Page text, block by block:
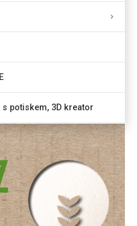
s potiskem, 3D kreator